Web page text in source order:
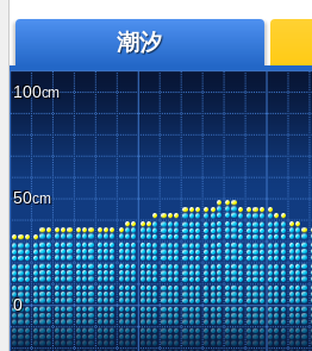
潮汐
100
50
0